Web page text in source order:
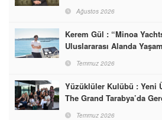
Ağustos 2026
Kerem Gül : “Minoa
Uluslararası Alanda
Temmuz 2026
Yüzüklüler Kulübü : Yeni
The Grand Tarabya’da
Temmuz 2026